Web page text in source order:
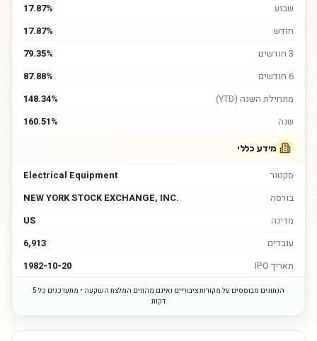
שבוע
17.87%
חודש
17.87%
3 חודשים
79.35%
6 חודשים
87.88%
מתחילת השנה (YTD)
148.34%
שנה
160.51%
מידע כללי
סקטור
Electrical Equipment
בורסה
NEW YORK STOCK EXCHANGE, INC.
מדינה
US
עובדים
6,913
תאריך IPO
1982-10-20
הנתונים מבוססים על מקורות ציבוריים ואינם מהווים המלצת השקעה • מתעדכנים כל 5
דקות